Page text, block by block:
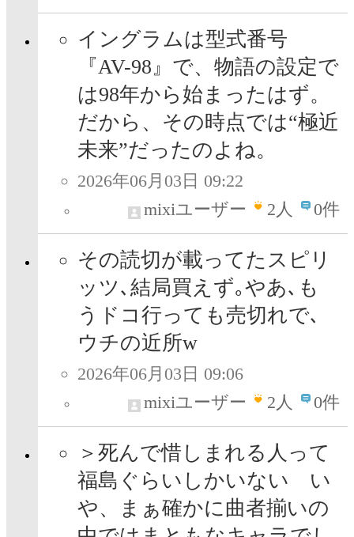
イングラムは型式番号
『AV-98』で、物語の設定で
は98年から始まったはず。
だから、その時点では“極近
未来”だったのよね。
2026年06月03日 09:22
mixiユーザー
2人 0件
その読切が載ってたスピリ
ッツ､結局買えず｡やあ､も
うドコ行っても売切れで､
ウチの近所w
2026年06月03日 09:06
mixiユーザー
2人 0件
＞死んで惜しまれる人って
福島ぐらいしかいない い
や、まぁ確かに曲者揃いの